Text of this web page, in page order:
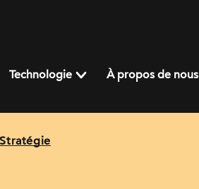
Technologie À propos de nous
Stratégie